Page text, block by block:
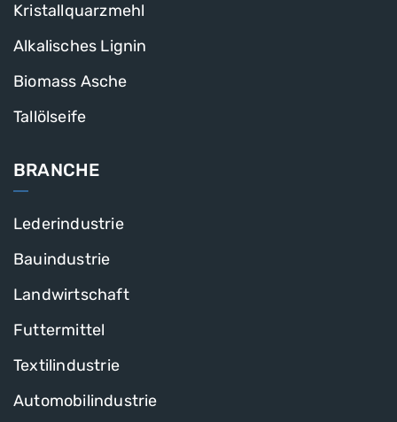
Kristallquarzmehl
Alkalisches Lignin
Biomass Asche
Tallölseife
BRANCHE
Lederindustrie
Bauindustrie
Landwirtschaft
Futtermittel
Textilindustrie
Automobilindustrie